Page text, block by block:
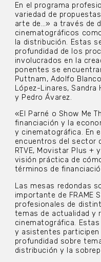
En el programa
variedad de
arte de…» a través de
cinematográficos
la distribución. Estas
profundidad de los
involucrados en la
ponentes se
Puttnam, Adolfo
López-Linares, Sandra
y Pedro Ávarez.
«El Parné o Show Me
financiación y la
y cinematográfica. En
encuentros del sector
RTVE, Movistar Plus +
visión práctica de
términos de
Las mesas redondas
importante de FRAME
profesionales de
temas de actualidad y
cinematográfica.
y asistentes
profundidad sobre
distribución y la